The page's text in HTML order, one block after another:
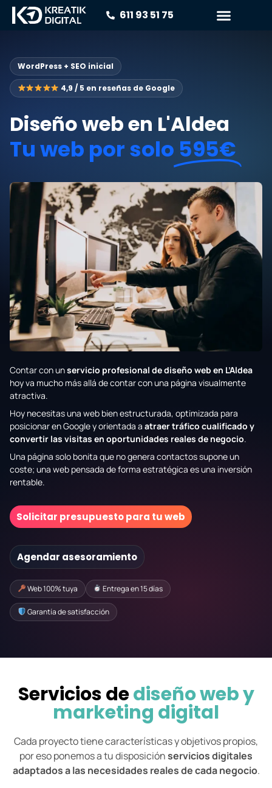
611 93 51 75
WordPress + SEO inicial
4,9 / 5 en reseñas de Google
Diseño web en L'Aldea
Tu web por solo 595€
Contar con unservicio profesional de diseño web en L’Aldea
hoy va mucho más allá de contar con una página visualmente
atractiva.
Hoy necesitas una web bien estructurada, optimizada para
posicionar en Google y orientada a atraer tráfico cualificado y
convertir las visitas en oportunidades reales de negocio.
Una página solo bonita que no genera contactos supone un
coste; una web pensada de forma estratégica es una inversión
rentable.
Solicitar presupuesto para tu web
Agendar asesoramiento
Web 100% tuya Entrega en 15 días
Garantía de satisfacción
Servicios dediseño web y
marketing digital
Cada proyecto tiene características y objetivos propios,
por eso ponemos a tu disposiciónservicios digitales
adaptados a las necesidades reales de cada negocio.